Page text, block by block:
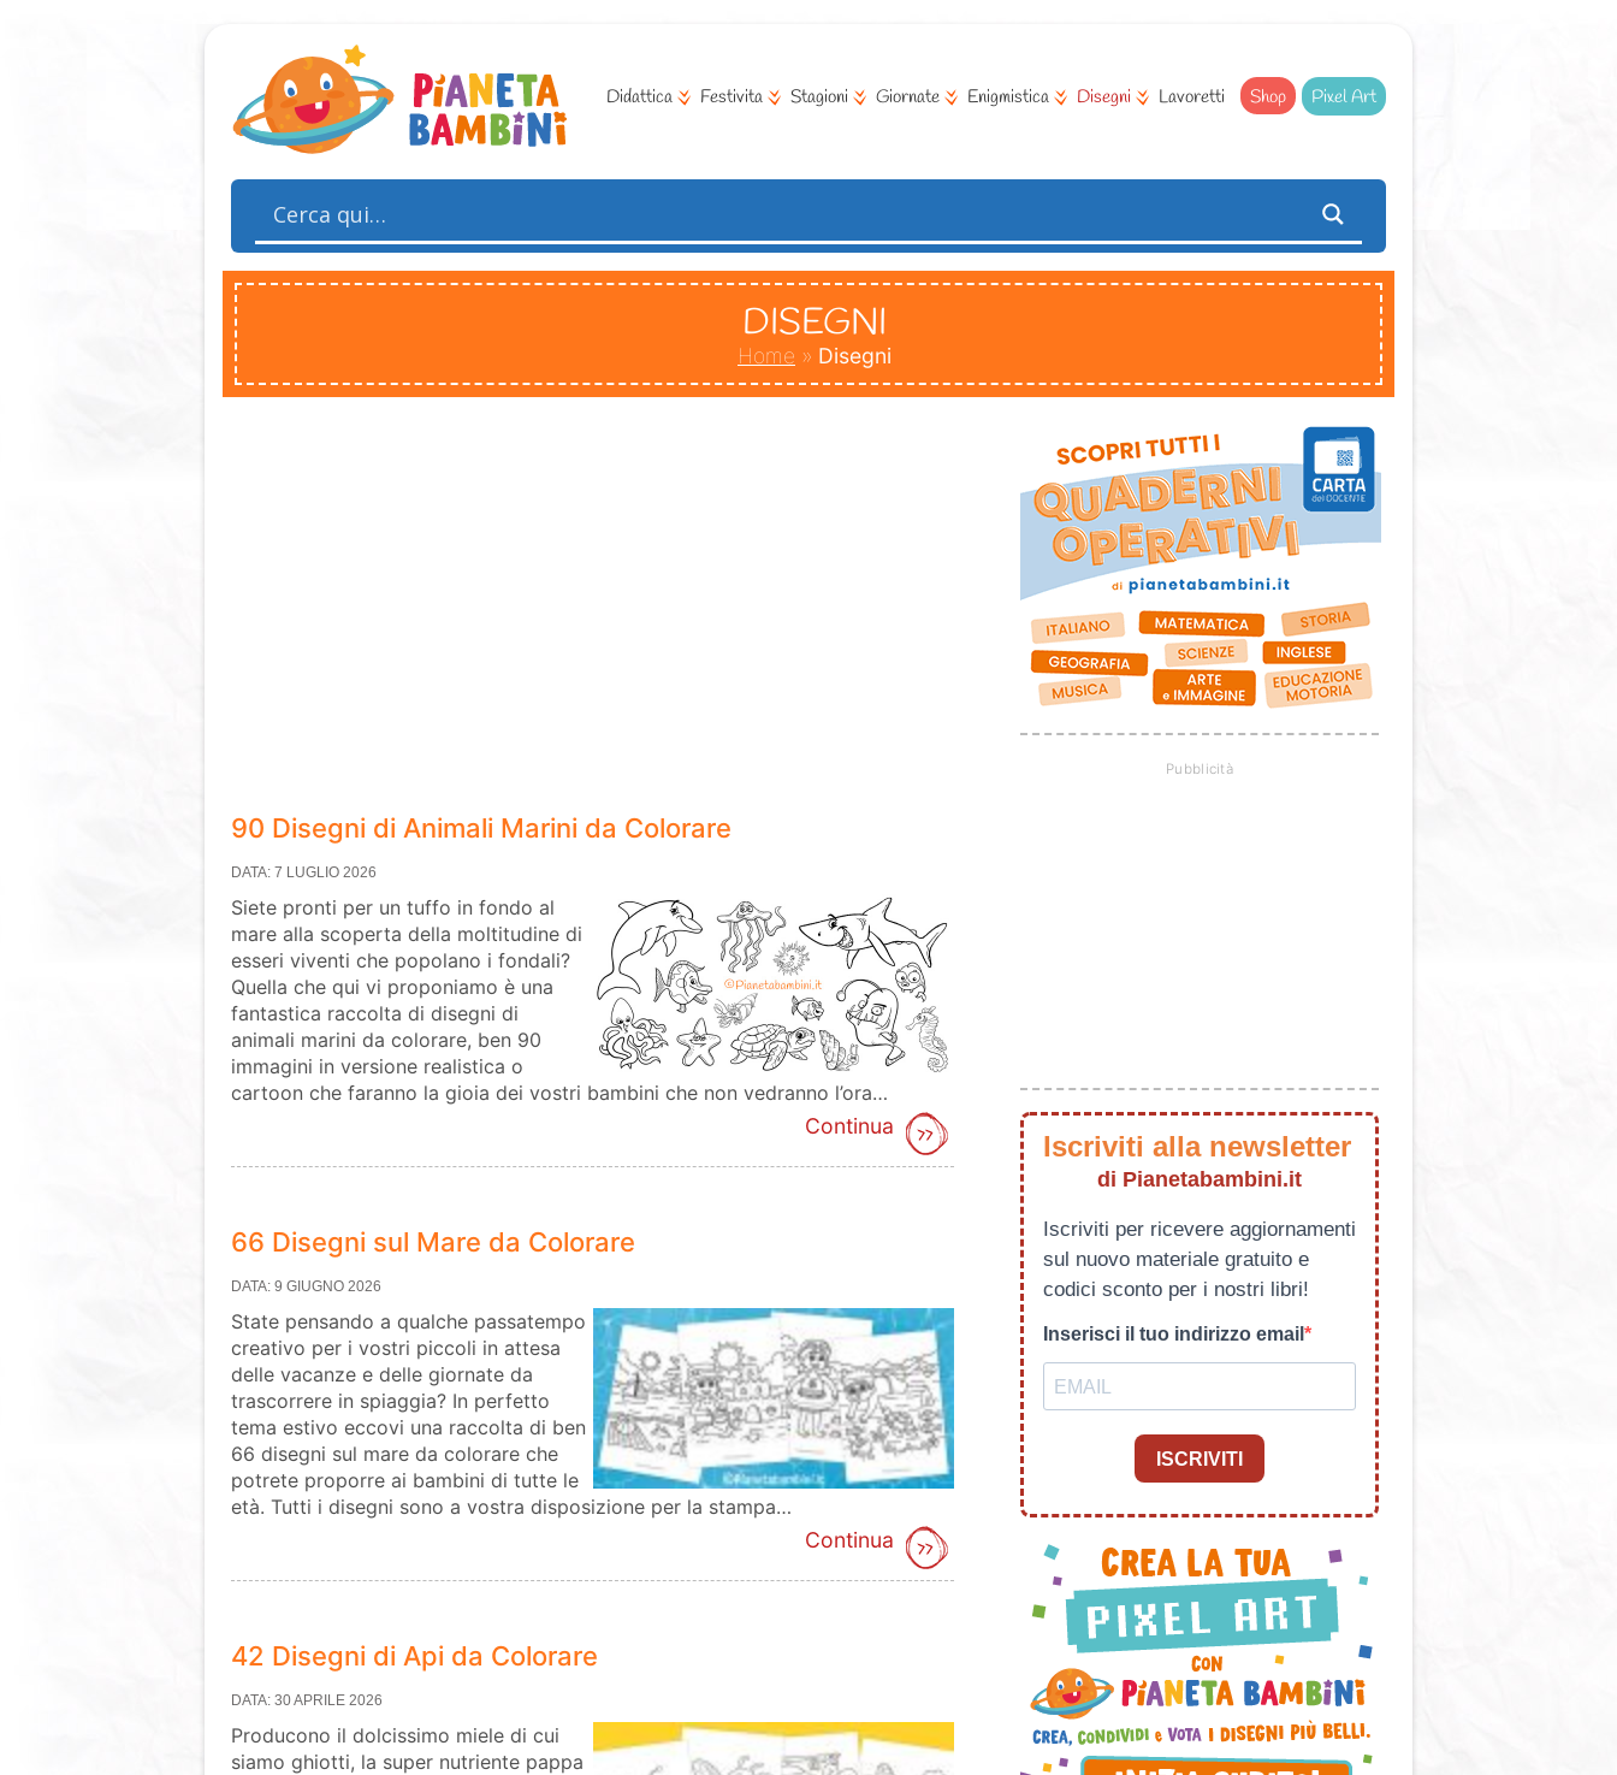
Didattica Festivita Stagioni Giornate Enigmistica Disegni Lavoretti Shop Pixel Art
DISEGNI
Home » Disegni
90 Disegni di Animali Marini da Colorare
DATA: 7 LUGLIO 2026
Siete pronti per un tuffo in fondo al
mare alla scoperta della moltitudine di
esseri viventi che popolano i fondali?
Quella che qui vi proponiamo è una
fantastica raccolta di disegni di
animali marini da colorare, ben 90
immagini in versione realistica o
cartoon che faranno la gioia dei vostri bambini che non vedranno l’ora…
Continua
66 Disegni sul Mare da Colorare
DATA: 9 GIUGNO 2026
State pensando a qualche passatempo
creativo per i vostri piccoli in attesa
delle vacanze e delle giornate da
trascorrere in spiaggia? In perfetto
tema estivo eccovi una raccolta di ben
66 disegni sul mare da colorare che
potrete proporre ai bambini di tutte le
età. Tutti i disegni sono a vostra disposizione per la stampa…
Continua
42 Disegni di Api da Colorare
DATA: 30 APRILE 2026
Producono il dolcissimo miele di cui
siamo ghiotti, la super nutriente pappa
Iscriviti alla newsletter
di Pianetabambini.it
Iscriviti per ricevere aggiornamenti
sul nuovo materiale gratuito e
codici sconto per i nostri libri!
Inserisci il tuo indirizzo email
ISCRIVITI